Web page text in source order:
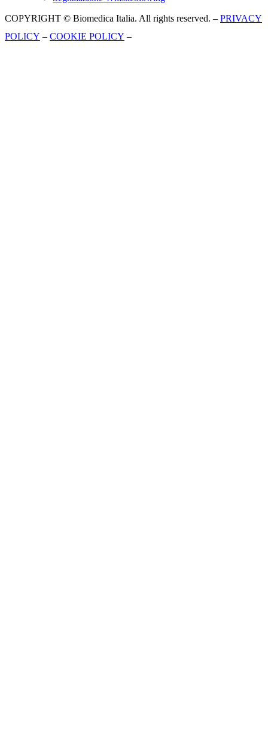
COPYRIGHT © Biomedica Italia. All rights reserved. – PRIVACY
POLICY – COOKIE POLICY –